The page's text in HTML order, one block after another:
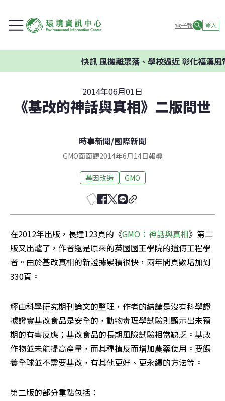
電子報 登入
快訊風機離聚落、學校過近 彰化福漢風
2014年06月01日
《基改的神話與真相》二版問世
時事新聞/國際新聞
GMO面面觀2014年6月14日報導
基因改造 GMO
在2012年出版，長達123頁的《GMO：神話與真相》第二
版又出爐了，作者還是原來的英國國王學院的遺傳工程學
者。由於基改真相的新證據累積很快，兩年間頁數增加到
330頁。
經由科學研究期刊論文的整理，作者的結論是沒有科學證
據證實基改食品是安全的，動物毒理學試驗則顯示出未預
期的有害反應；基改食品的長期風險試驗相當缺乏。基改
作物並未能提高產量，而其種植反而增加農藥使用。要餵
養全球並不需要基改，有其他更好、更永續的方法等。
第二版的部分重點包括：